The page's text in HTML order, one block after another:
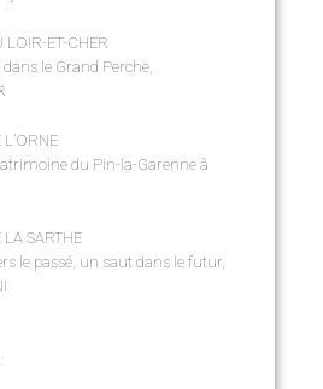
LOIR-ET-CHER
dans le Grand Perche,
du Pin-la-Garenne à
SARTHE
le passé, un saut dans le futur,